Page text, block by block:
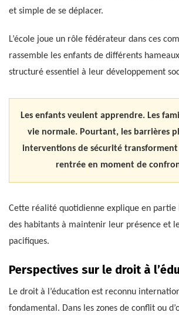
et simple de se déplacer.
L’école joue un rôle fédérateur dans ces
rassemble les enfants de différents
structuré essentiel à leur développement
Les enfants veulent apprendre. Les
vie normale. Pourtant, les barrières
interventions de sécurité
rentrée en moment de
Cette réalité quotidienne explique en
des habitants à maintenir leur présence et
pacifiques.
Perspectives sur le droit à
Le droit à l’éducation est reconnu
fondamental. Dans les zones de conflit ou